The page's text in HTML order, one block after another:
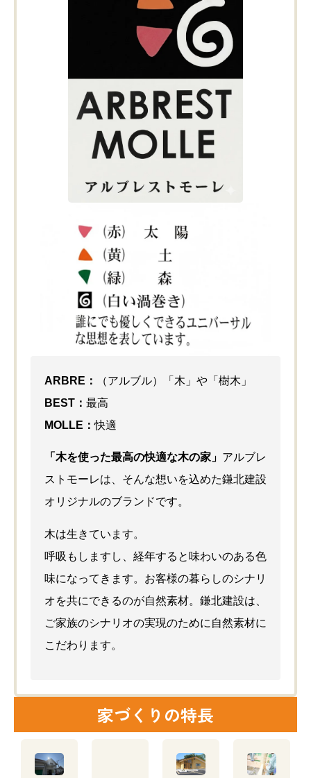
はじめての方はこちら（コンセプト）
鎌北建設の家づくり
材料から不動産までトータ
ルサポート
ARBRE：
（アルブル）「木」や「樹木」
BEST： 最高
MOLLE：快適
「木を使った最高の快適な木の家」 アルブレ
ストモーレは、そんな想いを込めた鎌北建設
オリジナルのブランドです。
木は生きています。
呼吸もしますし、経年すると味わいのある色
味になってきます。お客様の暮らしのシナリ
オを共にできるのが自然素材。鎌北建設は、
ご家族のシナリオの実現のために自然素材に
こだわります。
家づくりの特長